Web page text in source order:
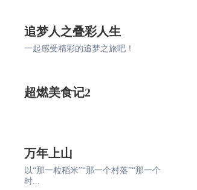
追梦人之叠彩人生
一起感受精彩的追梦之旅吧！
超燃美食记2
万年上山
以“那一粒稻米”“那一个村落”“那一个
时...